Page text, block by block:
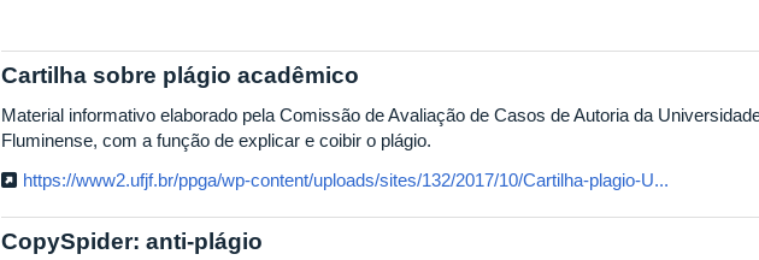
Cartilha sobre plágio acadêmico
Material informativo elaborado pela Comissão de Avaliação de Casos de Autoria da
Fluminense, com a função de explicar e coibir o plágio.
https://www2.ufjf.br/ppga/wp-content/uploads/sites/132/2017/10/Cartilha-plagio-U...
CopySpider: anti-plágio